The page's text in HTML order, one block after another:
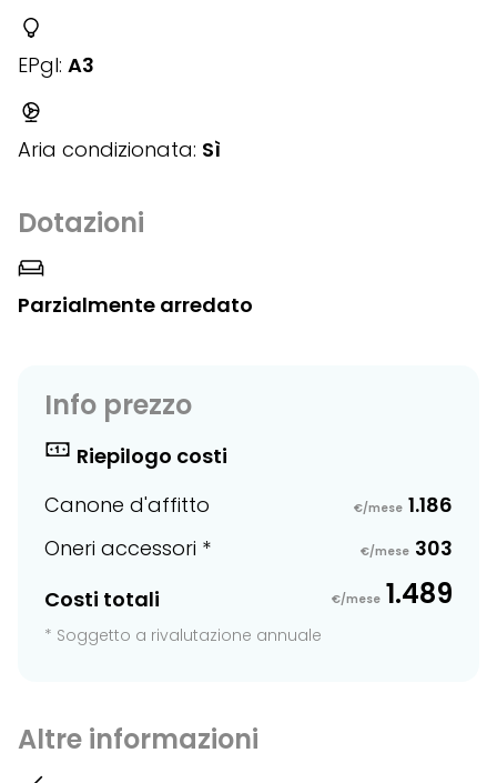
EPgl: A3
Aria condizionata: Sì
Dotazioni
Parzialmente arredato
Info prezzo
Riepilogo costi
Canone d'affitto
€/mese 1.186
Oneri accessori *
€/mese 303
Costi totali
€/mese 1.489
* Soggetto a rivalutazione annuale
Altre informazioni